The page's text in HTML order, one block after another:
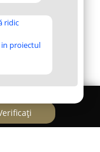
ridic
proiectul